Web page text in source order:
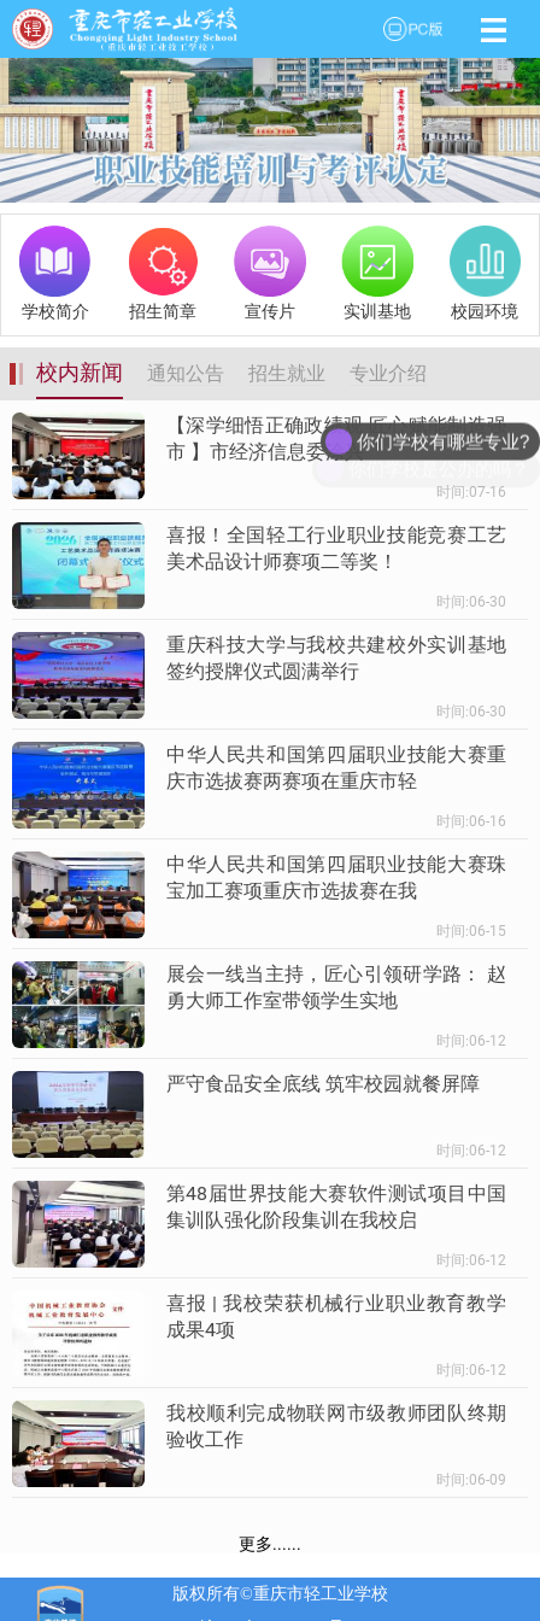
PC端
Previous
Next
学校简介 招生简章 宣传片 实训基地 校园环境
校内新闻 通知公告 招生就业 专业介绍
【深学细悟正确政绩观 匠心赋能制造强
市 】市经济信息委涂兴
时间:07-16
喜报！全国轻工行业职业技能竞赛工艺
美术品设计师赛项二等奖！
时间:06-30
重庆科技大学与我校共建校外实训基地
签约授牌仪式圆满举行
时间:06-30
中华人民共和国第四届职业技能大赛重
庆市选拔赛两赛项在重庆市轻
时间:06-16
中华人民共和国第四届职业技能大赛珠
宝加工赛项重庆市选拔赛在我
时间:06-15
展会一线当主持，匠心引领研学路： 赵
勇大师工作室带领学生实地
时间:06-12
严守食品安全底线 筑牢校园就餐屏障
时间:06-12
第48届世界技能大赛软件测试项目中国
集训队强化阶段集训在我校启
时间:06-12
喜报 | 我校荣获机械行业职业教育教学
成果4项
时间:06-12
我校顺利完成物联网市级教师团队终期
验收工作
时间:06-09
更多......
版权所有©重庆市轻工业学校
你们学校是公办的吗？
你们学校有哪些专业?